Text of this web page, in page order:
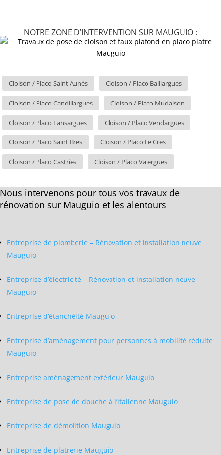
NOTRE ZONE D’INTERVENTION SUR MAUGUIO :
Cloison / Placo Saint Aunès Cloison / Placo Baillargues
Cloison / Placo Candillargues Cloison / Placo Mudaison
Cloison / Placo Lansargues Cloison / Placo Vendargues
Cloison / Placo Saint Brès Cloison / Placo Le Crès
Cloison / Placo Castries Cloison / Placo Valergues
Nous intervenons pour tous vos travaux de
rénovation sur Mauguio et les alentours
Entreprise de plomberie – Rénovation et installation neuve
Mauguio
Entreprise d’électricité – Rénovation et installation neuve
Mauguio
Entreprise d’étanchéité Mauguio
Entreprise d’aménagement pour personnes à mobilité réduite
Mauguio
Entreprise aménagement extérieur Mauguio
Entreprise de pose de douche à l’italienne Mauguio
Entreprise de démolition Mauguio
Entreprise de platrerie Mauguio